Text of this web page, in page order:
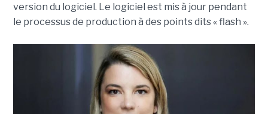
version du logiciel. Le logiciel est mis à jour pendant
le processus de production à des points dits « flash ».